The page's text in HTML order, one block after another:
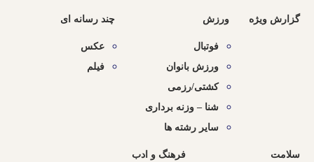
گزارش ویژه ورزش
فوتبال
ورزش بانوان
کشتی/رزمی
شنا – وزنه برداری
سایر رشته ها
چند رسانه ای
عکس
فیلم
سلامت فرهنگ و ادب